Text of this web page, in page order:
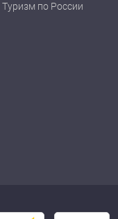
Туризм по России